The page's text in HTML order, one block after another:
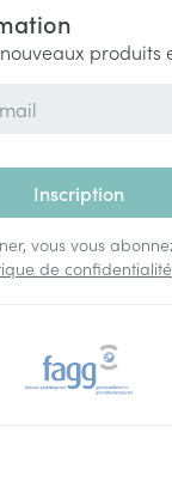
produits
Inscription
vous vous
de confidentialité